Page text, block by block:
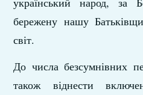
бережену нашу
світ.
До числа безсумнівних
також віднести